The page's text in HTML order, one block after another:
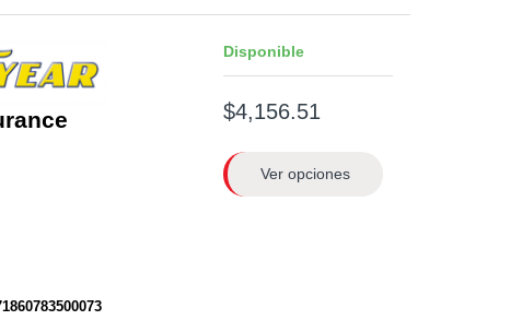
Disponible
$4,156.51
Ver opciones